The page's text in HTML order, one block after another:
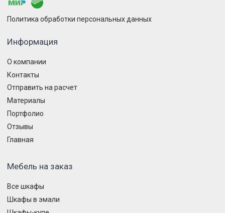
Политика обработки персональных данных
Информация
О компании
Контакты
Отправить на расчет
Материалы
Портфолио
Отзывы
Главная
Мебель на заказ
Все шкафы
Шкафы в эмали